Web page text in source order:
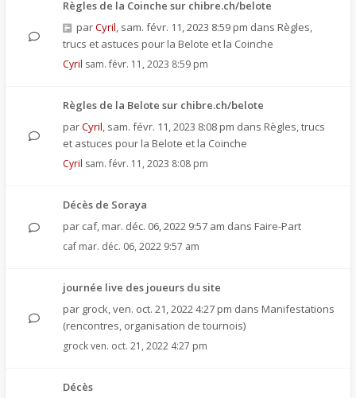
Règles de la Coinche sur chibre.ch/belote
parCyril, sam. févr. 11, 2023 8:59 pm dans Règles,
trucs et astuces pour la Belote et la Coinche
Cyril sam. févr. 11, 2023 8:59 pm
Règles de la Belote sur chibre.ch/belote
parCyril, sam. févr. 11, 2023 8:08 pm dans Règles, trucs
et astuces pour la Belote et la Coinche
Cyril sam. févr. 11, 2023 8:08 pm
Décès de Soraya
par caf, mar. déc. 06, 2022 9:57 am dans Faire-Part
caf mar. déc. 06, 2022 9:57 am
journée live des joueurs du site
par grock,ven. oct. 21, 2022 4:27 pm dans Manifestations
(rencontres, organisation de tournois)
grockven. oct. 21, 2022 4:27 pm
Décès